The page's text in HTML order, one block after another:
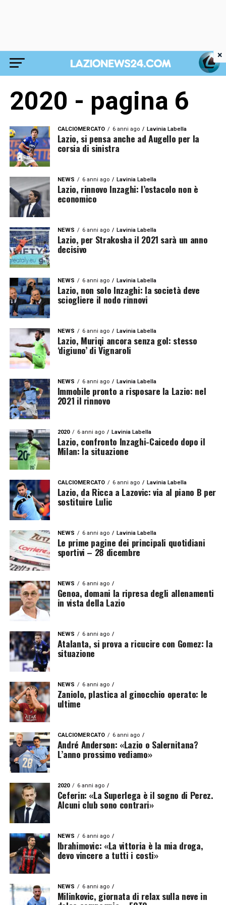
2020 - pagina 6
CALCIOMERCATO 6 anni ago Lavinia Labella
Lazio, si pensa anche ad Augello per la
corsia di sinistra
NEWS 6 anni ago Lavinia Labella
Lazio, rinnovo Inzaghi: l’ostacolo non è
economico
NEWS 6 anni ago Lavinia Labella
Lazio, per Strakosha il 2021 sarà un anno
decisivo
NEWS 6 anni ago Lavinia Labella
Lazio, non solo Inzaghi: la società deve
sciogliere il nodo rinnovi
NEWS 6 anni ago Lavinia Labella
Lazio, Muriqi ancora senza gol: stesso
‘digiuno’ di Vignaroli
NEWS 6 anni ago Lavinia Labella
Immobile pronto a risposare la Lazio: nel
2021 il rinnovo
2020 6 anni ago Lavinia Labella
Lazio, confronto Inzaghi-Caicedo dopo il
Milan: la situazione
CALCIOMERCATO 6 anni ago Lavinia Labella
Lazio, da Ricca a Lazovic: via al piano B per
sostituire Lulic
NEWS 6 anni ago Lavinia Labella
Le prime pagine dei principali quotidiani
sportivi – 28 dicembre
NEWS 6 anni ago
Genoa, domani la ripresa degli allenamenti
in vista della Lazio
NEWS 6 anni ago
Atalanta, si prova a ricucire con Gomez: la
situazione
NEWS 6 anni ago
Zaniolo, plastica al ginocchio operato: le
ultime
CALCIOMERCATO 6 anni ago
André Anderson: «Lazio o Salernitana?
L’anno prossimo vediamo»
2020 6 anni ago
Ceferin: «La Superlega è il sogno di Perez.
Alcuni club sono contrari»
NEWS 6 anni ago
Ibrahimovic: «La vittoria è la mia droga,
devo vincere a tutti i costi»
NEWS 6 anni ago
Milinkovic, giornata di relax sulla neve in
×